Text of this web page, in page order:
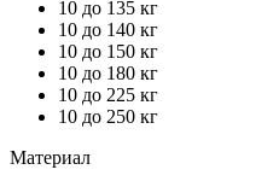
10 до 135 кг
10 до 140 кг
10 до 150 кг
10 до 180 кг
10 до 225 кг
10 до 250 кг
Материал